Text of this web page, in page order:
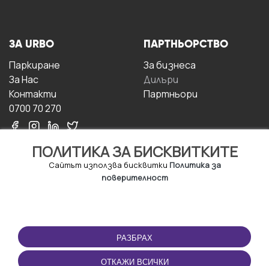
ПОЛИТИКА ЗА БИСКВИТКИТЕ
Сайтът използва бисквитки Политика за
поверителност
РАЗБРАХ
ОТКАЖИ ВСИЧКИ
ЗА URBO
Паркиране
За Hас
Контакти
0700 70 270
ПАРТНЬОРСТВО
За бизнесa
Дилъри
Партньори
ПОЛЗВАНЕ
Правила и условия за
ползване
ПРИЛОЖЕНИЕТО